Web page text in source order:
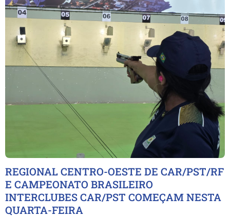
REGIONAL CENTRO-OESTE DE CAR/PST/RF
E CAMPEONATO BRASILEIRO
INTERCLUBES CAR/PST COMEÇAM NESTA
QUARTA-FEIRA